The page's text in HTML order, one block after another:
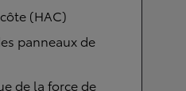
(HAC)
panneaux de
de la force de